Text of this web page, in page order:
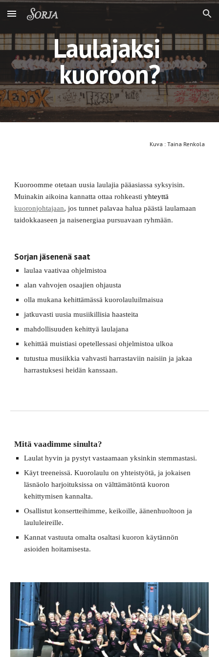
Skip to main content Skip to navigation
Laulajaksi
kuoroon?
Kuva : Taina Renkola
Kuoroomme otetaan uusia laulajia pääasiassa syksyisin.
Muinakin aikoina kannatta ottaa rohkeasti yhteyttä
kuoronjohtajaan, jos tunnet palavaa halua päästä laulamaan
taidokkaaseen ja naisenergiaa pursuavaan ryhmään.
Sorjan jäsenenä saat
laulaa vaativaa ohjelmistoa
alan vahvojen osaajien ohjausta
olla mukana kehittämässä kuorolauluilmaisua
jatkuvasti uusia musiikillisia haasteita
mahdollisuuden kehittyä laulajana
kehittää muistiasi opetellessasi ohjelmistoa ulkoa
tutustua musiikkia vahvasti harrastaviin naisiin ja jakaa
harrastuksesi heidän kanssaan.
Mitä vaadimme sinulta?
Laulat hyvin ja pystyt vastaamaan yksinkin stemmastasi.
Käyt treeneissä. Kuorolaulu on yhteistyötä, ja jokaisen
läsnäolo harjoituksissa on välttämätöntä kuoron
kehittymisen kannalta.
Osallistut konsertteihimme, keikoille, äänenhuoltoon ja
laululeireille.
Kannat vastuuta omalta osaltasi kuoron käytännön
asioiden hoitamisesta.